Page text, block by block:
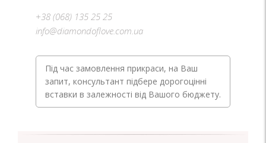
+38 (068) 135 25 25
info@diamondoflove.com.ua
Під час замовлення прикраси, на Ваш
запит, консультант підбере дорогоцінні
вставки в залежності від Вашого бюджету.